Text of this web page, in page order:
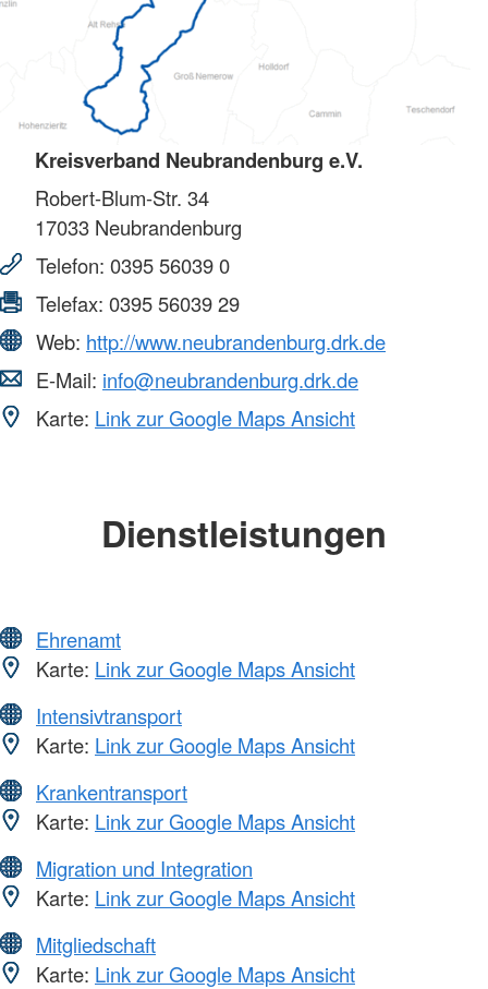
Kreisverband Neubrandenburg e.V.
Robert-Blum-Str. 34
17033 Neubrandenburg
Telefon: 0395 56039 0
Telefax: 0395 56039 29
Web: http://www.neubrandenburg.drk.de
E-Mail: info@neubrandenburg.drk.de
Karte: Link zur Google Maps Ansicht
Dienstleistungen
Ehrenamt
Karte: Link zur Google Maps Ansicht
Intensivtransport
Karte: Link zur Google Maps Ansicht
Krankentransport
Karte: Link zur Google Maps Ansicht
Migration und Integration
Karte: Link zur Google Maps Ansicht
Mitgliedschaft
Karte: Link zur Google Maps Ansicht